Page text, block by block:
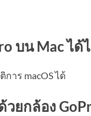
บน Mac ได้
าร macOS ได้
ยกล้อง